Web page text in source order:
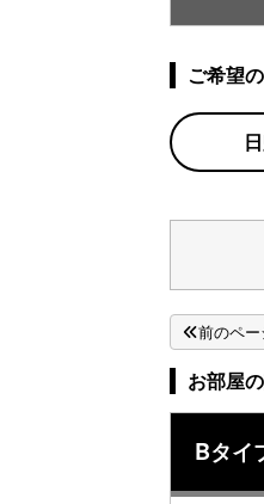
ご希望
前のペ
お部屋
Bタイ